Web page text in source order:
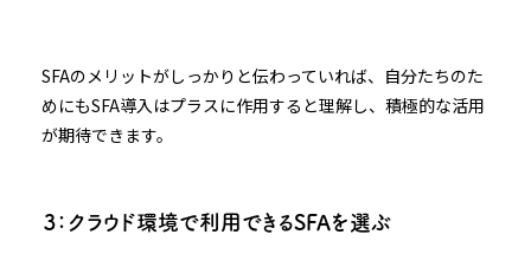
SFAのメリットがしっかりと伝わっていれば、自分たちのた
めにもSFA導入はプラスに作用すると理解し、積極的な活用
が期待できます。
３：クラウド環境で利用できるSFAを選ぶ